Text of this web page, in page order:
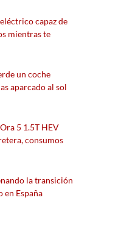
capaz de
mientras te
un coche
aparcado al sol
5 1.5T HEV
consumos
la transición
en España